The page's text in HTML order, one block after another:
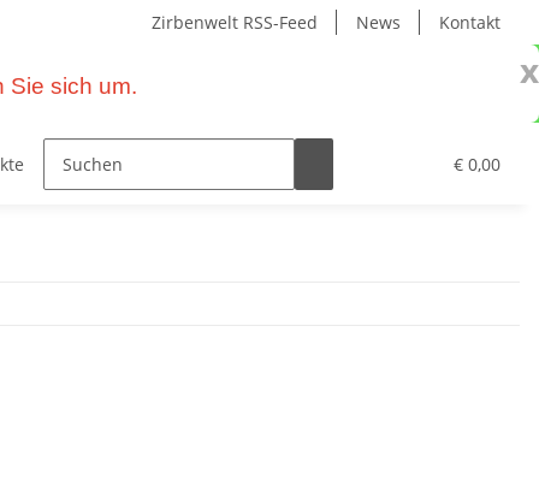
Zirbenwelt RSS-Feed News Kontakt
x
Sie sich um.
€ 0,00
– Wohnen mit Zirbe Primavera Naturprodukte